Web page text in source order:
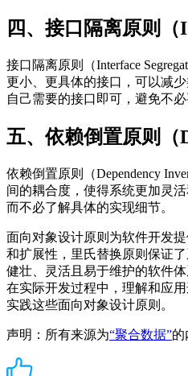
四、接口隔离原则（
接口隔离原则（Interface
更小、更具体的接口，可以减
自己需要的接口即可，避免不必
五、依赖倒置原则（
依赖倒置原则（Dependency
间的耦合度，使得系统更加灵
而不必了解具体的实现细节。
面向对象设计原则为软件开发
和扩展性，里氏替换原则保证
健壮、灵活且易于维护的软件体
在实际开发过程中，理解和应
实践这些面向对象设计原则。
声明：所有来源为“聚合数据”的